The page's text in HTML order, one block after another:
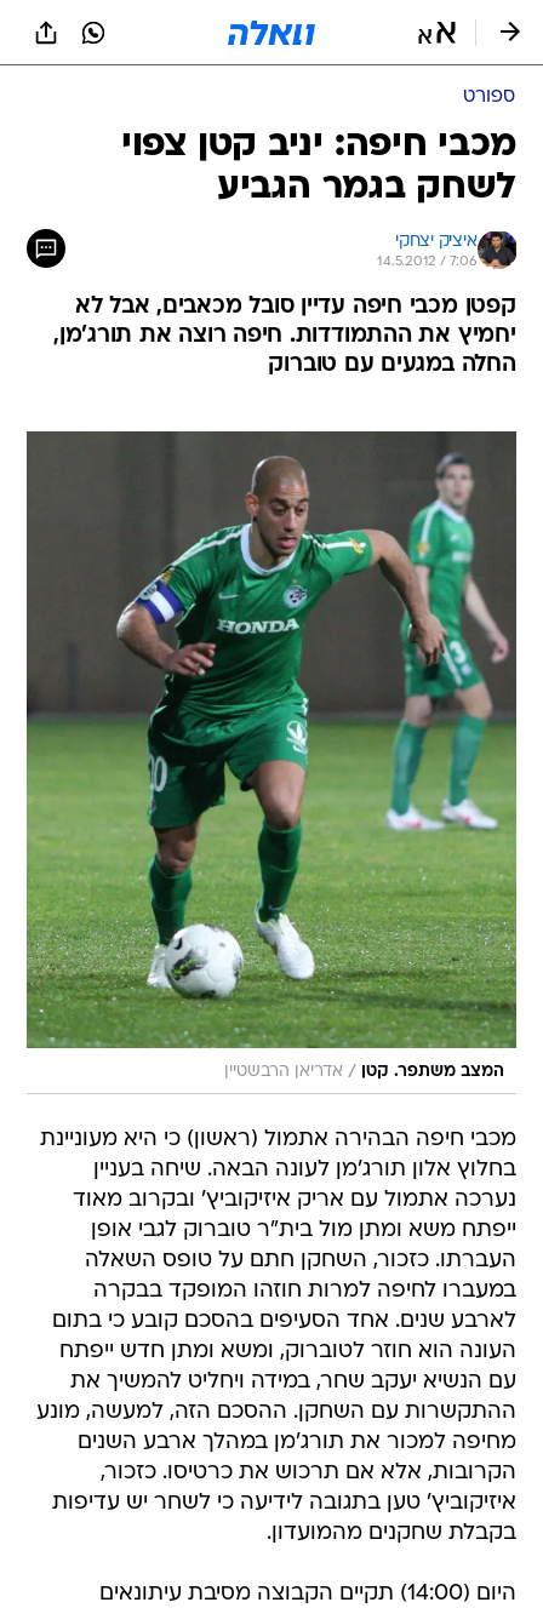
ספורט
מכבי חיפה: יניב קטן צפוי
לשחק בגמר הגביע
איציק יצחקי
14.5.2012 / 7:06
קפטן מכבי חיפה עדיין סובל מכאבים, אבל לא
יחמיץ את ההתמודדות. חיפה רוצה את תורג'מן,
החלה במגעים עם טוברוק
המצב משתפר. קטן / אדריאן הרבשטיין
מכבי חיפה הבהירה אתמול (ראשון) כי היא מעוניינת
בחלוץ אלון תורג'מן לעונה הבאה. שיחה בעניין
נערכה אתמול עם אריק איזיקוביץ' ובקרוב מאוד
ייפתח משא ומתן מול בית"ר טוברוק לגבי אופן
העברתו. כזכור, השחקן חתם על טופס השאלה
במעברו לחיפה למרות חוזהו המופקד בבקרה
לארבע שנים. אחד הסעיפים בהסכם קובע כי בתום
העונה הוא חוזר לטוברוק, ומשא ומתן חדש ייפתח
עם הנשיא יעקב שחר, במידה ויחליט להמשיך את
ההתקשרות עם השחקן. ההסכם הזה, למעשה, מונע
מחיפה למכור את תורג'מן במהלך ארבע השנים
הקרובות, אלא אם תרכוש את כרטיסו. כזכור,
איזיקוביץ' טען בתגובה לידיעה כי לשחר יש עדיפות
בקבלת שחקנים מהמועדון.
היום (14:00) תקיים הקבוצה מסיבת עיתונאים